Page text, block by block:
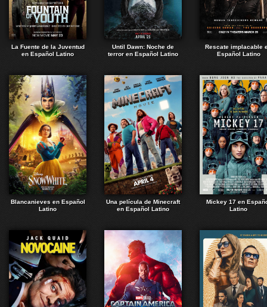
La Fuente de la Juventud
en Español Latino
Until Dawn: Noche de
terror en Español Latino
Rescate implacable
Español Latino
Blancanieves en Español
Latino
Una película de Minecraft
en Español Latino
Mickey 17 en
Latino